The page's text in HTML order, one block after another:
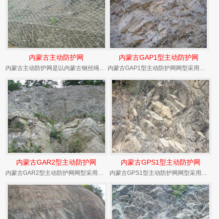
内蒙古主动防护网
内蒙古主动防护网是以内蒙古钢丝绳网为主的各类柔性网覆盖包裹在所需防护斜坡或岩石上，以限制坡...
内蒙古GAP1型主动防护网
内蒙古GAP1型主动防护网网型采用内蒙古钢丝绳网，结构配置为边沿（或上沿）钢丝绳锚杆+支撑...
内蒙古GAR2型主动防护网
内蒙古GAR2型主动防护网网型采用内蒙古钢丝绳网，结构配置为系统钢丝绳锚杆+支撑绳+缝合绳...
内蒙古GPS1型主动防护网
内蒙古GPS1型主动防护网网型采用内蒙古钢丝绳网+钢丝格栅，结构配置为同GAR1+钢丝格栅...